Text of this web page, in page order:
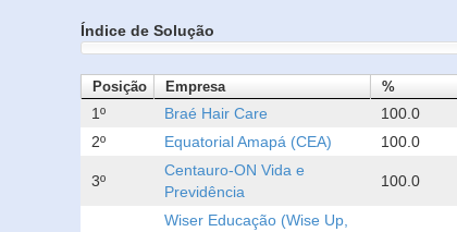
Índice de Solução
Posição Empresa %
1º Braé Hair Care
100.0
2º
Equatorial Amapá (CEA) 100.0
3º
Centauro-ON Vida e
Previdência
100.0
Wiser Educação (Wise Up,